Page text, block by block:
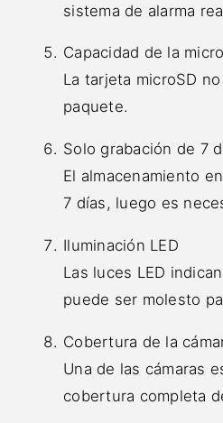
sistema de alarma
Capacidad de la
La tarjeta microSD
paquete.
Solo grabación de 7
El almacenamiento
7 días, luego es
Iluminación LED
Las luces LED
puede ser molesto
Cobertura de la
Una de las cámaras
cobertura completa